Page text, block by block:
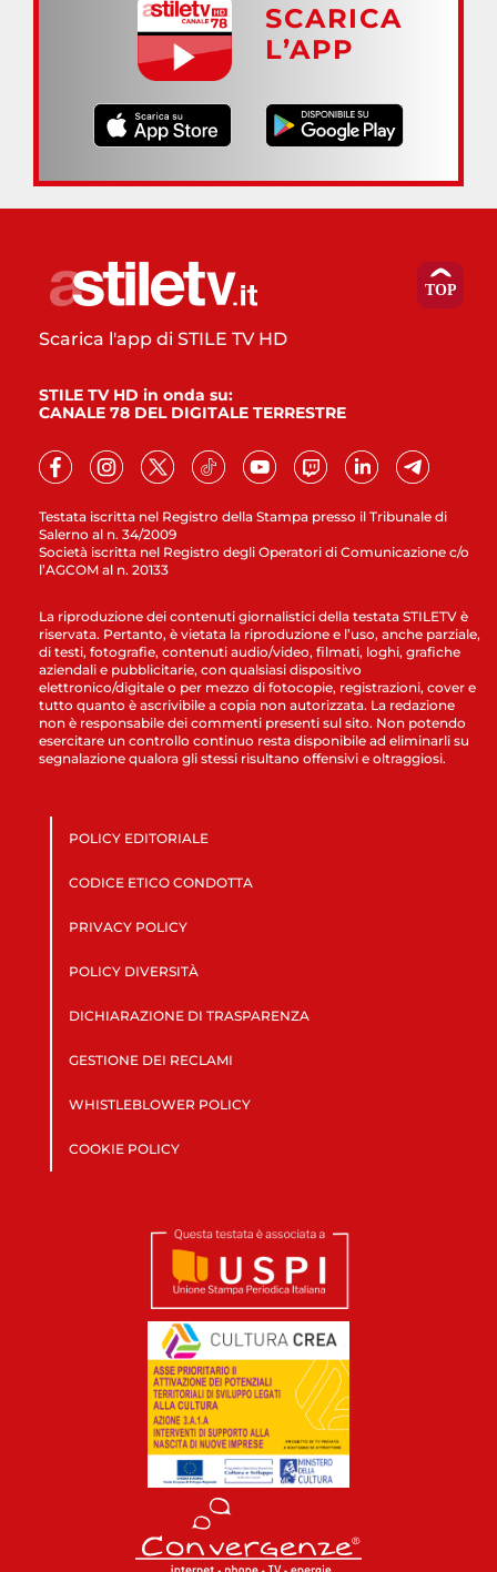
SCARICA
L’APP
Testata iscritta nel Registro della Stampa presso il Tribunale di
Salerno al n. 34/2009
Società iscritta nel Registro degli Operatori di Comunicazione c/o
l’AGCOM al n. 20133
Scarica l'app di STILE TV HD
STILE TV HD in onda su:
CANALE 78 DEL DIGITALE TERRESTRE
La riproduzione dei contenuti giornalistici della testata STILETV è
riservata. Pertanto, è vietata la riproduzione e l’uso, anche parziale,
di testi, fotografie, contenuti audio/video, filmati, loghi, grafiche
aziendali e pubblicitarie, con qualsiasi dispositivo
elettronico/digitale o per mezzo di fotocopie, registrazioni, cover e
tutto quanto è ascrivibile a copia non autorizzata. La redazione
non è responsabile dei commenti presenti sul sito. Non potendo
esercitare un controllo continuo resta disponibile ad eliminarli su
segnalazione qualora gli stessi risultano offensivi e oltraggiosi.
POLICY EDITORIALE
CODICE ETICO CONDOTTA
PRIVACY POLICY
POLICY DIVERSITÀ
DICHIARAZIONE DI TRASPARENZA
GESTIONE DEI RECLAMI
WHISTLEBLOWER POLICY
COOKIE POLICY